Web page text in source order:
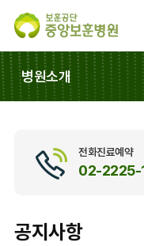
병원소개
전화진료예약
02-
공지사항